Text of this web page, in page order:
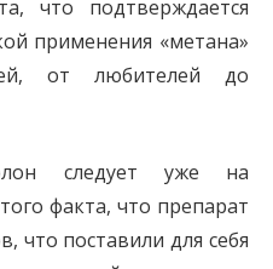
что подтверждается
применения «метана»
от любителей до
следует уже на
факта, что препарат
что поставили для себя